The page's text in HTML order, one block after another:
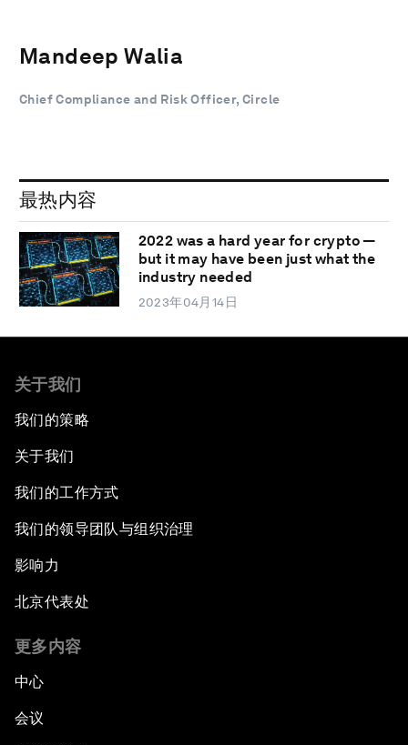
Mandeep Walia
Chief Compliance and Risk Officer, Circle
最热内容
2022 was a hard year for crypto —
but it may have been just what the
industry needed
2023年04月14日
关于我们
我们的策略
关于我们
我们的工作方式
我们的领导团队与组织治理
影响力
北京代表处
更多内容
中心
会议